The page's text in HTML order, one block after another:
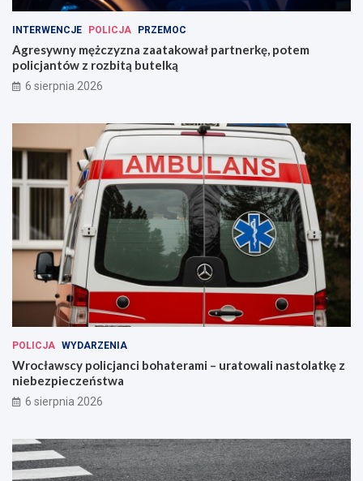
INTERWENCJE POLICJA PRZEMOC
Agresywny mężczyzna zaatakował partnerkę, potem
policjantów z rozbitą butelką
6 sierpnia 2026
POLICJA WYDARZENIA
Wrocławscy policjanci bohaterami – uratowali nastolatkę z
niebezpieczeństwa
6 sierpnia 2026